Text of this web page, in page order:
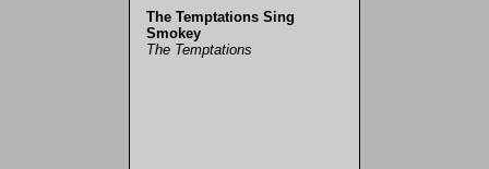
The Temptations Sing
Smokey
The Temptations